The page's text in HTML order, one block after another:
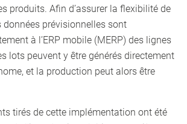
produits. Afin d’assurer la flexibilité de
données prévisionnelles sont
à l’ERP mobile (MERP) des lignes
lots peuvent y être générés directement
et la production peut alors être
tirés de cette implémentation ont été